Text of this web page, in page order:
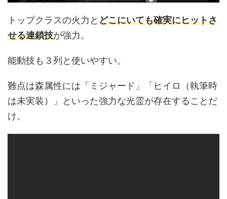
トップクラスの火力とどこにいても確実にヒットさ
せる連鎖技が強力。
能動技も３列と使いやすい。
難点は森属性には「ミジャード」「ヒイロ（執筆時
は未実装）」といった強力な光霊が存在することだ
け。